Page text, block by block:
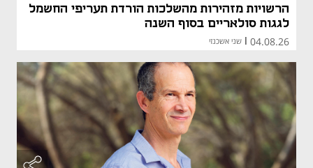
הרשויות מזהירות מהשלכות הורדת תעריפי החשמל
לגגות סולאריים בסוף השנה
04.08.26 שני אשכנזי